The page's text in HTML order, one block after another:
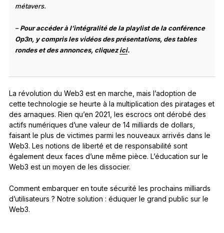
métavers.
–Pour accéder à l’intégralité de la playlist de la conférence
Op3n, y compris les vidéos des présentations, des tables
rondes et des annonces, cliquezici.
La révolution du Web3 est en marche, mais l’adoption de
cette technologie se heurte à la multiplication des piratages et
des arnaques. Rien qu’en 2021, les escrocs ont dérobé des
actifs numériques d’une valeur de 14 milliards de dollars,
faisant le plus de victimes parmi les nouveaux arrivés dans le
Web3. Les notions de liberté et de responsabilité sont
également deux faces d’une même pièce. L’éducation sur le
Web3 est un moyen de les dissocier.
Comment embarquer en toute sécurité les prochains milliards
d’utilisateurs ? Notre solution : éduquer le grand public sur le
Web3.